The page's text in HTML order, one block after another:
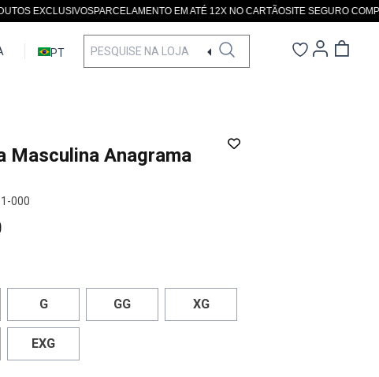
PARCELAMENTO EM ATÉ 12X NO CARTÃOSITE SEGURO COMPRE
PT
Masculina Anagrama
000
G GG XG
EXG